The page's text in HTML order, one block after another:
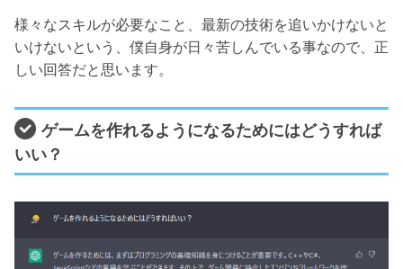
様々なスキルが必要なこと、最新の技術を追いかけないと
いけないという、僕自身が日々苦しんでいる事なので、正
しい回答だと思います。
ゲームを作れるようになるためにはどうすれば
いい？